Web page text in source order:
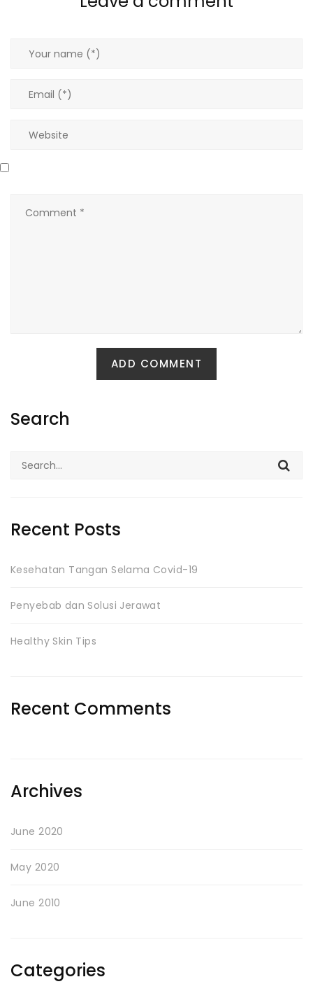
Search
Search
Recent Posts
Kesehatan Tangan Selama Covid-19
Penyebab dan Solusi Jerawat
Healthy Skin Tips
Recent Comments
Archives
June 2020
May 2020
June 2010
Categories